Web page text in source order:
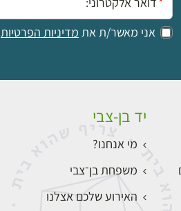
אני מאשר/ת את מדיניות הפרטיות
יד בן-צבי
מי אנחנו?
משפחת בן־צבי
האירוע שלכם אצלנו